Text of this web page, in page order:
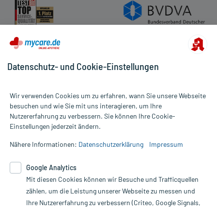
Alle Preise gelten inkl. MwSt., ggf. zzgl. Versandkosten
Informationen auf dieser Website werden ausschließlich für
die Untersuchung und Behandlung durch einen Arzt. Bitte
Therapien eingeleitet werden können. | Diese Webseite benutzt
Google Analytics. Lesen Sie bitte dazu die wichtigen Hinweise in
unserer Datenschutzerklärung. Für den Widerruf einer Bestellung
nutzen Sie das Formular:
Datenschutz- und Cookie-Einstellungen
Wir verwenden Cookies um zu erfahren, wann Sie unsere Webseite
besuchen und wie Sie mit uns interagieren, um Ihre
Nutzererfahrung zu verbessern. Sie können Ihre Cookie-
Einstellungen jederzeit ändern.
Nähere Informationen: Datenschutzerklärung Impressum
Google Analytics
Mit diesen Cookies können wir Besuche und Trafficquellen
zählen, um die Leistung unserer Webseite zu messen und
Ihre Nutzererfahrung zu verbessern (Criteo, Google Signals,